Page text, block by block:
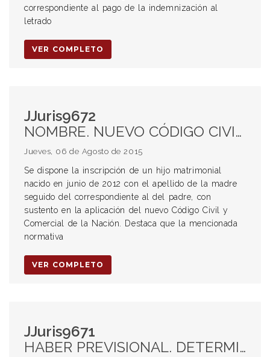
correspondiente al pago de la indemnización al
letrado
VER COMPLETO
JJuris9672
NOMBRE. NUEVO CÓDIGO CIVIL Y COMERCIAL DE LA NACIÓN. APELLIDO MATERNO.
Jueves, 06 de Agosto de 2015
Se dispone la inscripción de un hijo matrimonial
nacido en junio de 2012 con el apellido de la madre
seguido del correspondiente al del padre, con
sustento en la aplicación del nuevo Código Civil y
Comercial de la Nación. Destaca que la mencionada
normativa
VER COMPLETO
JJuris9671
HABER PREVISIONAL. DETERMINACIÓN. JUBILACIÓN. REAJUSTE PREVISIONAL. SISTEMA INTEGRADO DE JUBILACIONES Y PENSIONES. ANSES.